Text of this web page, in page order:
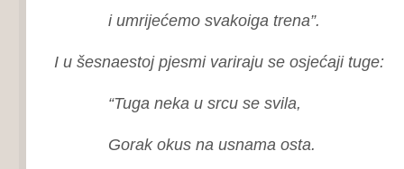
i umrijećemo svakoiga trena”.
I u šesnaestoj pjesmi variraju se osjećaji tuge:
“Tuga neka u srcu se svila,
Gorak okus na usnama osta.